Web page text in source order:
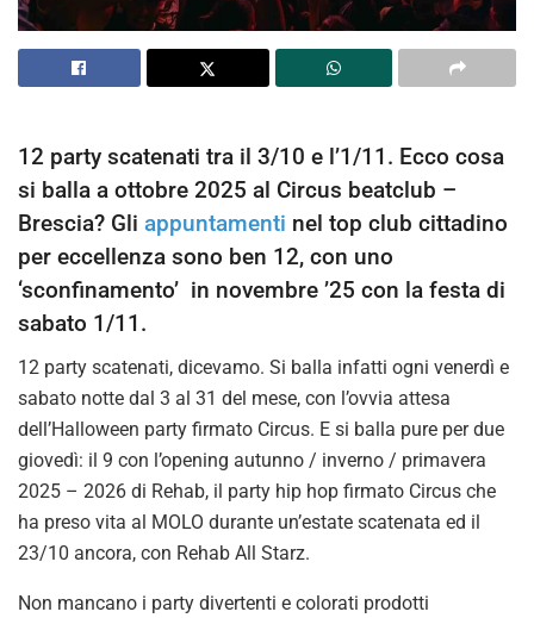
12 party scatenati tra il 3/10 e l’1/11. Ecco cosa
si balla a ottobre 2025 al Circus beatclub –
Brescia? Gli appuntamenti nel top club cittadino
per eccellenza sono ben 12, con uno
‘sconfinamento’ in novembre ’25 con la festa di
sabato 1/11.
12 party scatenati, dicevamo. Si balla infatti ogni venerdì e
sabato notte dal 3 al 31 del mese, con l’ovvia attesa
dell’Halloween party firmato Circus. E si balla pure per due
giovedì: il 9 con l’opening autunno / inverno / primavera
2025 – 2026 di Rehab, il party hip hop firmato Circus che
ha preso vita al MOLO durante un’estate scatenata ed il
23/10 ancora, con Rehab All Starz.
Non mancano i party divertenti e colorati prodotti